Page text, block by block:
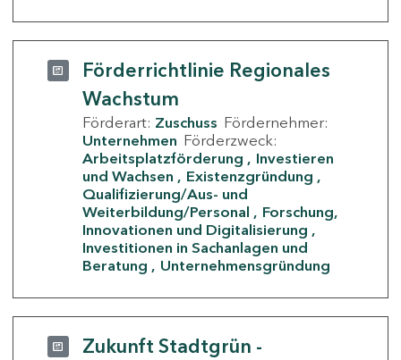
Förderrichtlinie Regionales
Wachstum
Förderart: Zuschuss Fördernehmer:
Unternehmen Förderzweck:
Arbeitsplatzförderung
Investieren
und Wachsen
Existenzgründung
Qualifizierung/Aus- und
Weiterbildung/Personal
Forschung,
Innovationen und Digitalisierung
Investitionen in Sachanlagen und
Beratung
Unternehmensgründung
Zukunft Stadtgrün -